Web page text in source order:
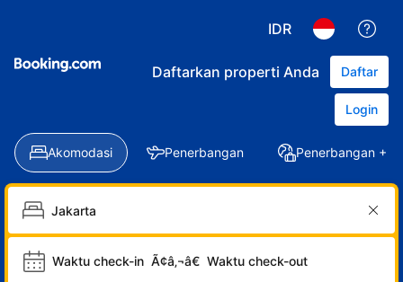
IDR
Daftarkan properti Anda Daftar
Login
Akomodasi Penerbangan Penerbangan +
Waktu check-in Ã¢â‚¬â€ Waktu check-out